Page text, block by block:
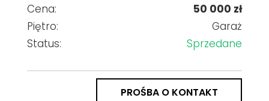
Cena:
50 000 zł
Piętro:
Garaż
Status:
Sprzedane
PROŚBA O KONTAKT